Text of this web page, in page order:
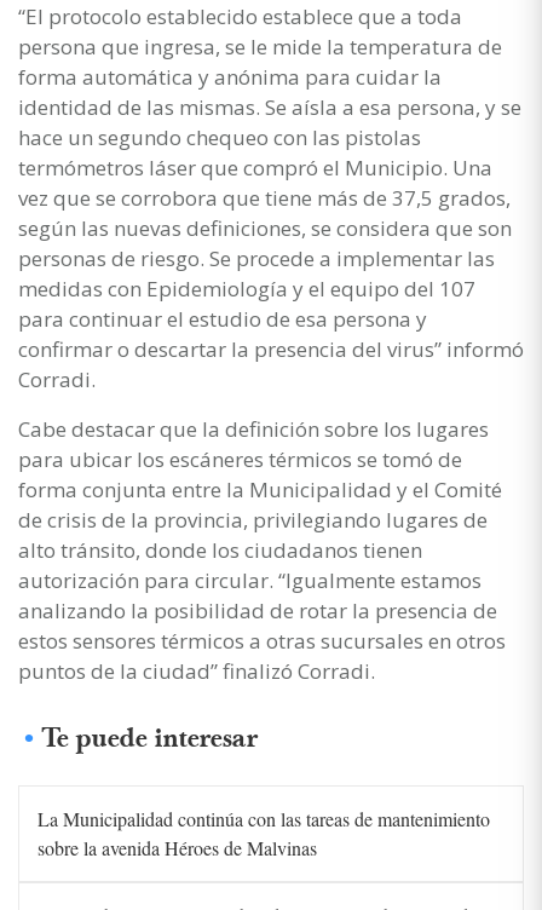
“El protocolo establecido establece que a toda
persona que ingresa, se le mide la temperatura de
forma automática y anónima para cuidar la
identidad de las mismas. Se aísla a esa persona, y se
hace un segundo chequeo con las pistolas
termómetros láser que compró el Municipio. Una
vez que se corrobora que tiene más de 37,5 grados,
según las nuevas definiciones, se considera que son
personas de riesgo. Se procede a implementar las
medidas con Epidemiología y el equipo del 107
para continuar el estudio de esa persona y
confirmar o descartar la presencia del virus” informó
Corradi.
Cabe destacar que la definición sobre los lugares
para ubicar los escáneres térmicos se tomó de
forma conjunta entre la Municipalidad y el Comité
de crisis de la provincia, privilegiando lugares de
alto tránsito, donde los ciudadanos tienen
autorización para circular. “Igualmente estamos
analizando la posibilidad de rotar la presencia de
estos sensores térmicos a otras sucursales en otros
puntos de la ciudad” finalizó Corradi.
Te puede interesar
La Municipalidad continúa con las tareas de mantenimiento
sobre la avenida Héroes de Malvinas